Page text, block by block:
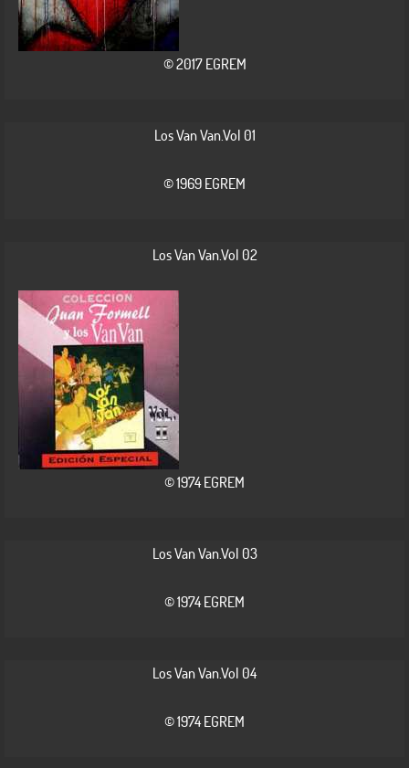
© 2017 EGREM
Los Van Van.Vol 01
© 1969 EGREM
Los Van Van.Vol 02
© 1974 EGREM
Los Van Van.Vol 03
© 1974 EGREM
Los Van Van.Vol 04
© 1974 EGREM